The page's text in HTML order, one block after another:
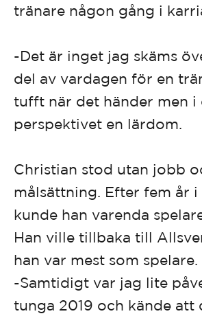
tränare någon gång i
-Det är inget jag skäms
del av vardagen för en
tufft när det händer men i
perspektivet en lärdom.
Christian stod utan jobb
målsättning. Efter fem år i
kunde han varenda
Han ville tillbaka till
han var mest som spelare.
-Samtidigt var jag lite
tunga 2019 och kände att